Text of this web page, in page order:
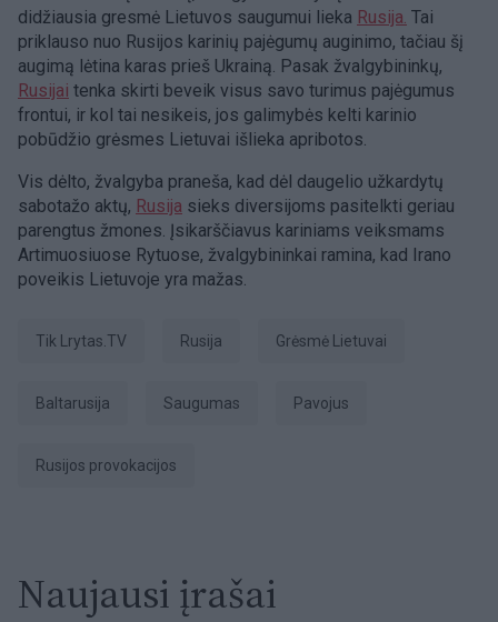
didžiausia gresmė Lietuvos saugumui lieka Rusija. Tai
priklauso nuo Rusijos karinių pajėgumų auginimo, tačiau šį
augimą lėtina karas prieš Ukrainą. Pasak žvalgybininkų,
Rusijai tenka skirti beveik visus savo turimus pajėgumus
frontui, ir kol tai nesikeis, jos galimybės kelti karinio
pobūdžio grėsmes Lietuvai išlieka apribotos.
Vis dėlto, žvalgyba praneša, kad dėl daugelio užkardytų
sabotažo aktų, Rusija sieks diversijoms pasitelkti geriau
parengtus žmones. Įsikarščiavus kariniams veiksmams
Artimuosiuose Rytuose, žvalgybininkai ramina, kad Irano
poveikis Lietuvoje yra mažas.
tik Lrytas.TV Rusija grėsmė Lietuvai
Baltarusija Saugumas pavojus
Rusijos provokacijos
Naujausi įrašai